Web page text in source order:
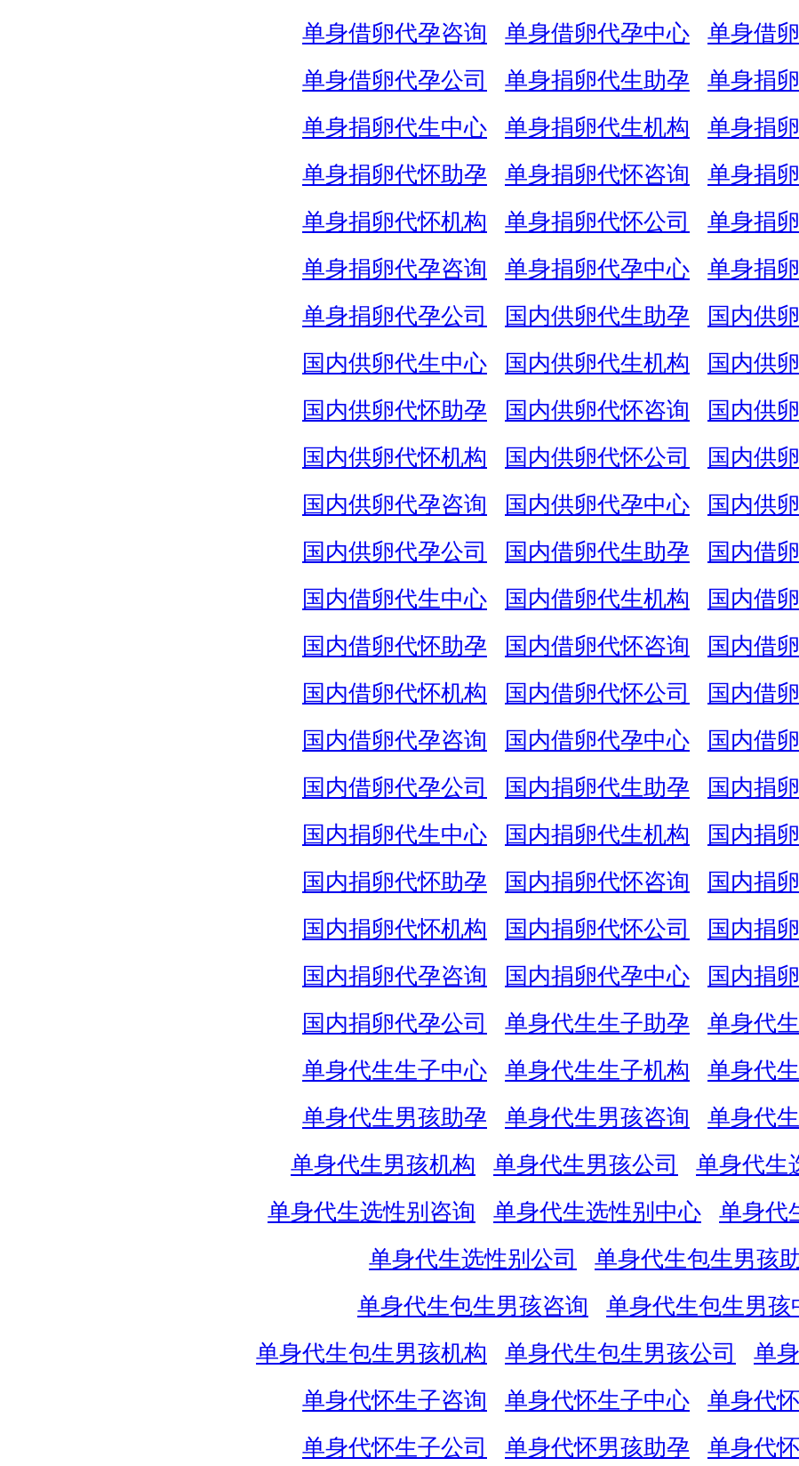
单身借卵代孕咨询
单身借卵代孕中心
单身借
单身借卵代孕公司
单身捐卵代生助孕
单身捐
单身捐卵代生中心
单身捐卵代生机构
单身捐
单身捐卵代怀助孕
单身捐卵代怀咨询
单身捐
单身捐卵代怀机构
单身捐卵代怀公司
单身捐
单身捐卵代孕咨询
单身捐卵代孕中心
单身捐
单身捐卵代孕公司
国内供卵代生助孕
国内供
国内供卵代生中心
国内供卵代生机构
国内供
国内供卵代怀助孕
国内供卵代怀咨询
国内供
国内供卵代怀机构
国内供卵代怀公司
国内供
国内供卵代孕咨询
国内供卵代孕中心
国内供
国内供卵代孕公司
国内借卵代生助孕
国内借
国内借卵代生中心
国内借卵代生机构
国内借
国内借卵代怀助孕
国内借卵代怀咨询
国内借
国内借卵代怀机构
国内借卵代怀公司
国内借
国内借卵代孕咨询
国内借卵代孕中心
国内借
国内借卵代孕公司
国内捐卵代生助孕
国内捐
国内捐卵代生中心
国内捐卵代生机构
国内捐
国内捐卵代怀助孕
国内捐卵代怀咨询
国内捐
国内捐卵代怀机构
国内捐卵代怀公司
国内捐
国内捐卵代孕咨询
国内捐卵代孕中心
国内捐
国内捐卵代孕公司
单身代生生子助孕
单身代
单身代生生子中心
单身代生生子机构
单身代
单身代生男孩助孕
单身代生男孩咨询
单身代
单身代生男孩机构
单身代生男孩公司
单身代生
单身代生选性别咨询
单身代生选性别中心
单身代
单身代生选性别公司
单身代生包生男孩
单身代生包生男孩咨询
单身代生包生男孩
单身代生包生男孩机构
单身代生包生男孩公司
单
单身代怀生子咨询
单身代怀生子中心
单身代
单身代怀生子公司
单身代怀男孩助孕 单身代